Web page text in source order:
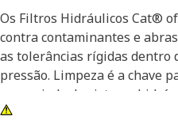
Os Filtros Hidráulicos Cat®
contra contaminantes e
as tolerâncias rígidas dentro
pressão. Limpeza é a chave
apropriada do sistema